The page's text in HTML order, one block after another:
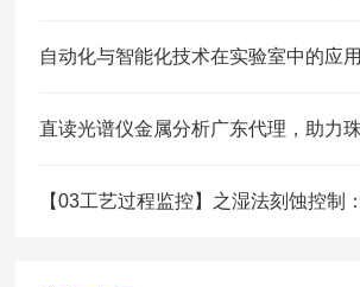
自动化与智能化技术在实验室中的应用